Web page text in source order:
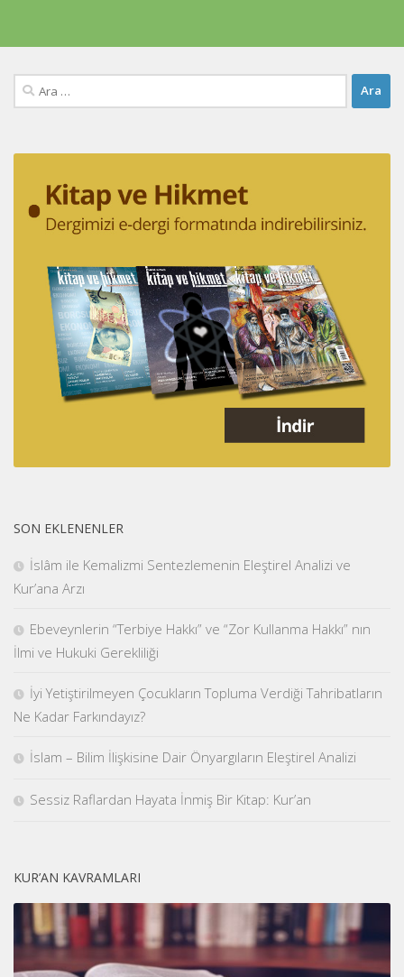
Arama:
SON EKLENENLER
İslâm ile Kemalizmi Sentezlemenin Eleştirel Analizi ve
Kur’ana Arzı
Ebeveynlerin “Terbiye Hakkı” ve “Zor Kullanma Hakkı” nın
İlmi ve Hukuki Gerekliliği
İyi Yetiştirilmeyen Çocukların Topluma Verdiği Tahribatların
Ne Kadar Farkındayız?
İslam – Bilim İlişkisine Dair Önyargıların Eleştirel Analizi
Sessiz Raflardan Hayata İnmiş Bir Kitap: Kur’an
KUR’AN KAVRAMLARI